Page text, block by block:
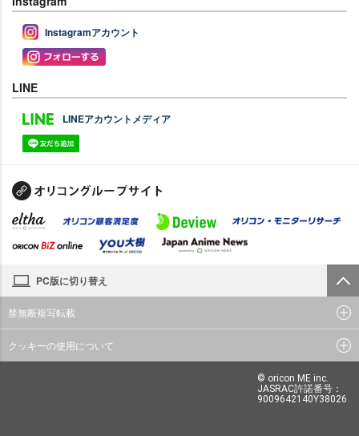
Instagramアカウント
LINE
LINEアカウントメディア
PC版に切り替え
禁無断複写転載
クッキーの使用について
© oricon ME inc.
JASRAC許諾番号：
9009642140Y38026